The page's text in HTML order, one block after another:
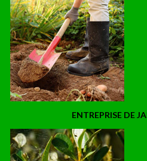
ENTREPRISE DE